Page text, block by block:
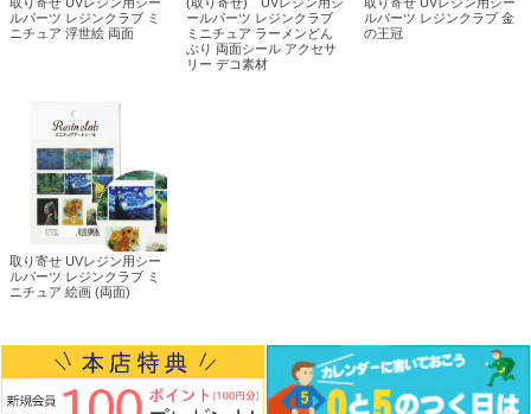
ルパーツ レジンクラブ ミ
ニチュア 浮世絵 両面
ールパーツ レジンクラブ
ミニチュア ラーメンどん
ぶり 両面シール アクセサ
リー デコ素材
ルパーツ レジンクラブ 金
の王冠
取り寄せ UVレジン用シー
ルパーツ レジンクラブ ミ
ニチュア 絵画 (両面)